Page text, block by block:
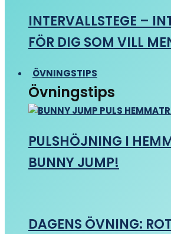
INTERVALLSTEGE –
FÖR DIG SOM VILL
ÖVNINGSTIPS
Övningstips
PULSHÖJNING I
BUNNY JUMP!
DAGENS ÖVNING: